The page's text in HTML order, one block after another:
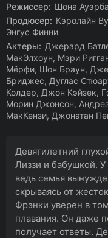
Режиссер: Шона
Продюсер: Кэролайн
Энгус Финни
Актеры: Джерард
МакЭлхоун, Мэри
Мёрфи, Шон Браун,
Бриджес, Дуглас
Колдер, Джон Кэйзек,
Морин Джонсон,
МакКензи, Джонатан
Девятилетний
Лиззи и бабушкой.
ведь семья
скрываясь от
Фрэнки уверен в
плавания. Он даже
получает ответы.